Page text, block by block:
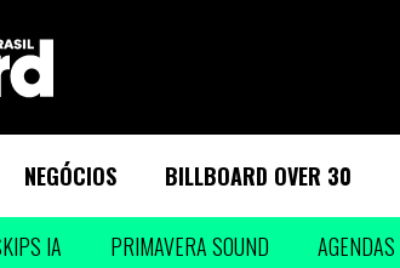
NEGÓCIOS BILLBOARD OVER 30
IA PRIMAVERA SOUND AGENDAS